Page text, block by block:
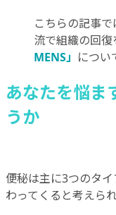
こちらの記事
流で組織の回復
MENS」 につい
あなたを悩ま
うか
便秘は主に3つのタ
わってくると考えられ